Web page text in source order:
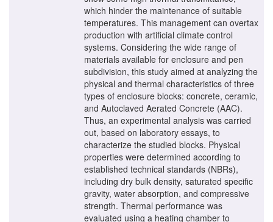
which hinder the maintenance of suitable
temperatures. This management can overtax
production with artificial climate control
systems. Considering the wide range of
materials available for enclosure and pen
subdivision, this study aimed at analyzing the
physical and thermal characteristics of three
types of enclosure blocks: concrete, ceramic,
and Autoclaved Aerated Concrete (AAC).
Thus, an experimental analysis was carried
out, based on laboratory essays, to
characterize the studied blocks. Physical
properties were determined according to
established technical standards (NBRs),
including dry bulk density, saturated specific
gravity, water absorption, and compressive
strength. Thermal performance was
evaluated using a heating chamber to